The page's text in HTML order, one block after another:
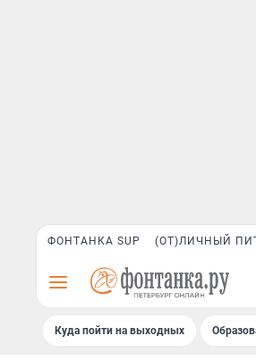
ФОНТАНКА SUP (ОТ)ЛИЧНЫЙ
Куда пойти на выходных